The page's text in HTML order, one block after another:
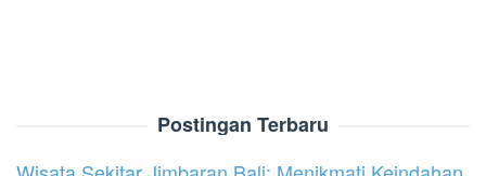
Postingan Terbaru